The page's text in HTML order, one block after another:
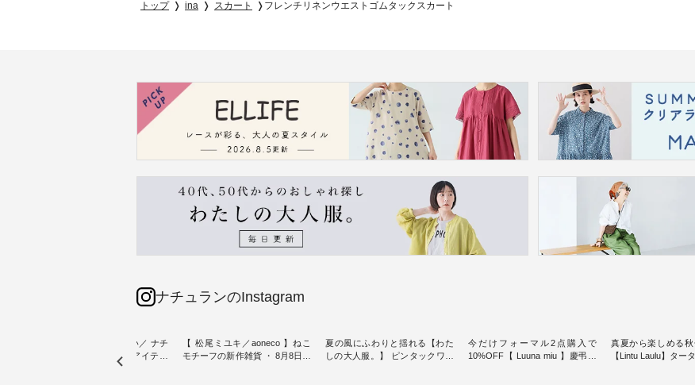
トップ ina スカート フレンチリネンウエストゴムタックスカート
ナチュランのInstagram
＼今週の新着をおさらい／ ナチ
ュランからお届けしたアイテム
から スタッフが気になるものを
【 松尾ミユキ／aoneco 】ねこ
モチーフの新作雑貨 ・ 8月8日の
夏の風にふわりと揺れる【わた
しの大人服。】 ピンタックワン
今だけフォーマル2点購入で
10%OFF【 Luuna miu 】慶弔両
真夏から楽しめる秋
【Lintu Laulu】ター